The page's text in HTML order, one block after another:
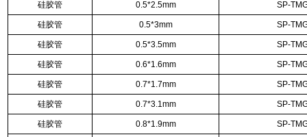
硅胶管 0.5*2.5mm SP-
硅胶管 0.5*3mm SP-
硅胶管 0.5*3.5mm SP-
硅胶管 0.6*1.6mm SP-
硅胶管 0.7*1.7mm SP-
硅胶管 0.7*3.1mm SP-
硅胶管 0.8*1.9mm SP-